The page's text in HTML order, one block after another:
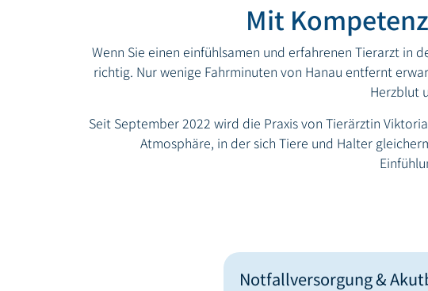
Mit
Wenn Sie einen einfühlsamen und erfahrenen Tierarzt in
richtig. Nur wenige Fahrminuten von Hanau entfernt
Herzblut
Seit September 2022 wird die Praxis von Tierärztin
Atmosphäre, in der sich Tiere und Halter
Notfallversorgung &